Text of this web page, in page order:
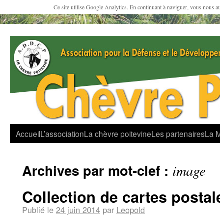
Ce site utilise Google Analytics. En continuant à naviguer, vous nous
AccueilL’associationLa chèvre poitevineLes partenairesLa
Archives par mot-clef : image
Collection de cartes
Publié le 24 juin 2014 par Leopold